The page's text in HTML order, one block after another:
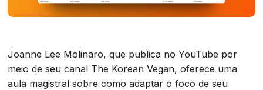
Joanne Lee Molinaro, que publica no YouTube por
meio de seu canal The Korean Vegan, oferece uma
aula magistral sobre como adaptar o foco de seu